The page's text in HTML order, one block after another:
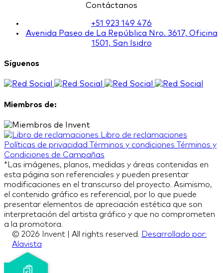
Contáctanos
+51 923 149 476
Avenida Paseo de La República Nro. 3617, Oficina
1501, San Isidro
Síguenos
Miembros de:
Libro de reclamaciones
Políticas de privacidad
Términos y condiciones
Términos y
Condiciones de Campañas
*Las imágenes, planos, medidas y áreas contenidas en
esta página son referenciales y pueden presentar
modificaciones en el transcurso del proyecto. Asimismo,
el contenido gráfico es referencial, por lo que puede
presentar elementos de apreciación estética que son
interpretación del artista gráfico y que no comprometen
a la promotora.
© 2026 Invent | All rights reserved.
Desarrollado por:
Alavista